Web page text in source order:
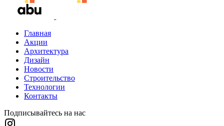
Главная
Акции
Архитектура
Дизайн
Новости
Строительство
Технологии
Контакты
Подписывайтесь на нас